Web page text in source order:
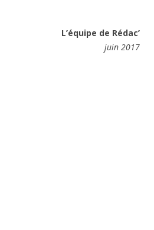
L’équipe de Rédac’
juin 2017